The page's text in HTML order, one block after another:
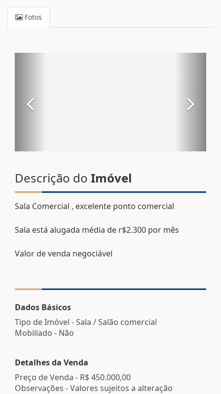
Fotos
Descrição do Imóvel
Sala Comercial , excelente ponto comercial
Sala está alugada média de r$2.300 por mês
Valor de venda negociável
Dados Básicos
Tipo de Imóvel - Sala / Salão comercial
Mobiliado - Não
Detalhes da Venda
Preço de Venda - R$ 450.000,00
Observações - Valores sujeitos a alteração